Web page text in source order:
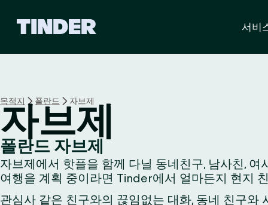
서비
목적지 폴란드 자브제
자브제
폴란드 자브제
자브제에서 핫플을 함께 다닐 동네친구, 남사친,
여행을 계획 중이라면 Tinder에서 얼마든지 현지
관심사 같은 친구와의 끊임없는 대화, 동네 친구